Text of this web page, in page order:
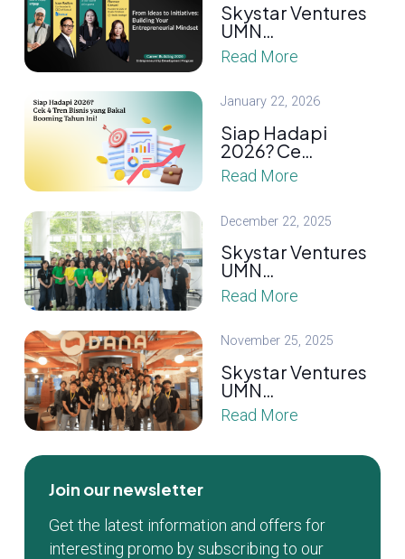
Skystar Ventures
UMN…
Read More
January 22, 2026
Siap Hadapi
2026? Ce…
Read More
December 22, 2025
Skystar Ventures
UMN…
Read More
November 25, 2025
Skystar Ventures
UMN…
Read More
Join our newsletter
Get the latest information and offers for
interesting promo by subscribing to our